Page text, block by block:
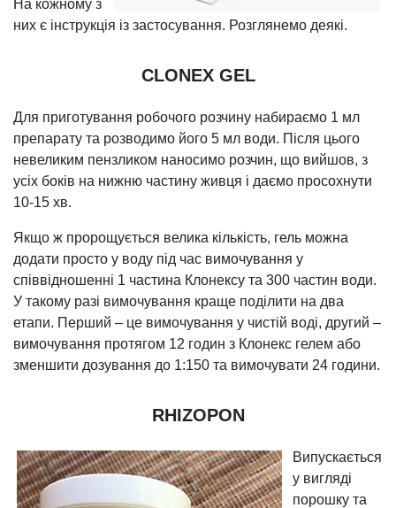
На кожному з
них є інструкція із застосування. Розглянемо деякі.
CLONEX GEL
Для приготування робочого розчину набираємо 1 мл
препарату та розводимо його 5 мл води. Після цього
невеликим пензликом наносимо розчин, що вийшов, з
усіх боків на нижню частину живця і даємо просохнути
10-15 хв.
Якщо ж пророщується велика кількість, гель можна
додати просто у воду під час вимочування у
співвідношенні 1 частина Клонексу та 300 частин води.
У такому разі вимочування краще поділити на два
етапи. Перший – це вимочування у чистій воді, другий –
вимочування протягом 12 годин з Клонекс гелем або
зменшити дозування до 1:150 та вимочувати 24 години.
RHIZOPON
Випускається
у вигляді
порошку та